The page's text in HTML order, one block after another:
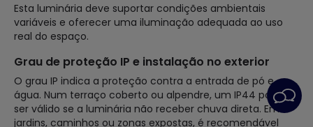
Esta luminária deve suportar condições ambientais
variáveis e oferecer uma iluminação adequada ao uso
real do espaço.
Grau de proteção IP e instalação no exterior
O grau IP indica a proteção contra a entrada de pó e
água. Num terraço coberto ou alpendre, um IP44 pode
ser válido se a luminária não receber chuva direta. Em
jardins, caminhos ou zonas expostas, é recomendável